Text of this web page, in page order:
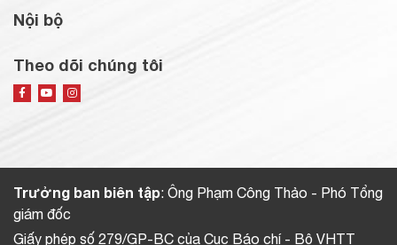
Nội bộ
Theo dõi chúng tôi
Trưởng ban biên tập: Ông Phạm Công Thảo - Phó Tổng
giám đốc
Giấy phép số 279/GP-BC của Cục Báo chí - Bộ VHTT